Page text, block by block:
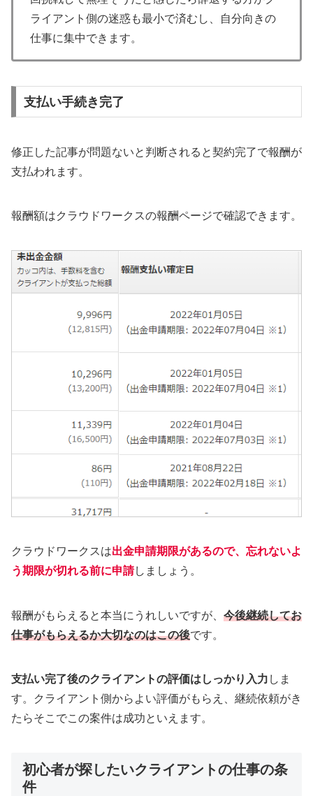
ライアント側の迷惑も最小で済むし、自分向きの
仕事に集中できます。
支払い手続き完了
修正した記事が問題ないと判断されると契約完了で報酬が
支払われます。
報酬額はクラウドワークスの報酬ページで確認できます。
クラウドワークスは出金申請期限があるので、忘れないよ
う期限が切れる前に申請しましょう。
報酬がもらえると本当にうれしいですが、 今後継続してお
仕事がもらえるか大切なのはこの後です。
支払い完了後のクライアントの評価はしっかり入力 しま
す。クライアント側からよい評価がもらえ、継続依頼がき
たらそこでこの案件は成功といえます。
初心者が探したいクライアントの仕事の条
件